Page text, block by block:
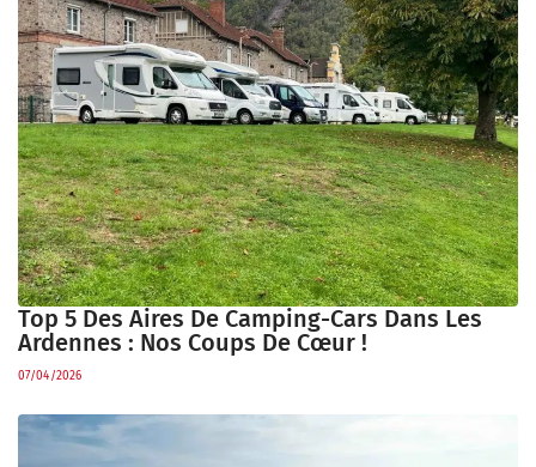
Top 5 Des Aires De Camping-Cars Dans Les
Ardennes : Nos Coups De Cœur !
07/04/2026